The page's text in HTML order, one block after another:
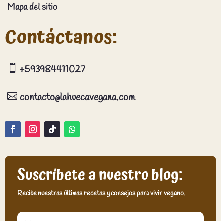
Mapa del sitio
Contáctanos:
 +593984411027
 contacto@lahuecavegana.com
Suscríbete a nuestro blog:
Recibe nuestras últimas recetas y consejos para vivir vegano.